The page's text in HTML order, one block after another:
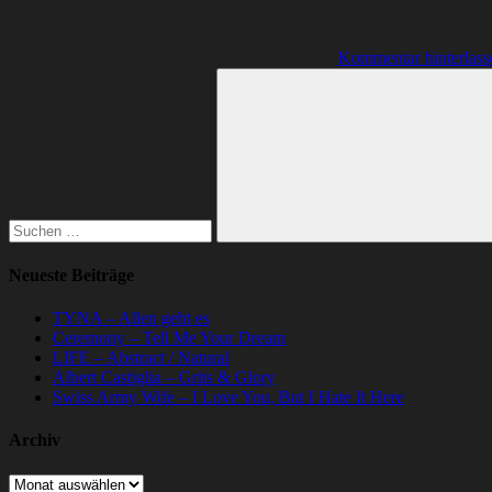
Kommentar
Suchen
Neueste Beiträge
TYNA – Allen geht es
Ceremony – Tell Me Your Dream
LIFE – Abstract / Natural
Albert Castiglia – Grits & Glory
Swiss Army Wife – I Love You, But I Hate It Here
Archiv
Archiv